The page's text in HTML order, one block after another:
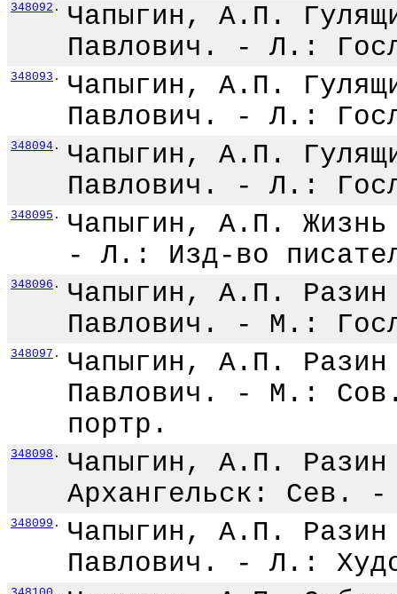
348092 .
Чапыгин, А.П.
Павлович. - Л.:
348093 .
Чапыгин, А.П.
Павлович. - Л.:
348094 .
Чапыгин, А.П.
Павлович. - Л.:
348095 .
Чапыгин, А.П. Жизнь
- Л.: Изд-во
348096 .
Чапыгин, А.П. Разин
Павлович. - М.:
348097 .
Чапыгин, А.П. Разин
Павлович. - М.:
портр.
348098 .
Чапыгин, А.П.
Архангельск:
348099 .
Чапыгин, А.П.
Павлович. - Л.: